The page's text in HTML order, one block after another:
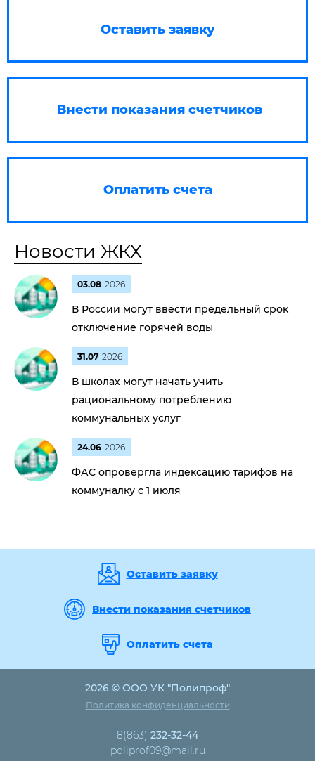
Оставить заявку
Внести показания счетчиков
Оплатить счета
Новости ЖКХ
03.08 2026
В России могут ввести предельный срок
отключение горячей воды
31.07 2026
В школах могут начать учить
рациональному потреблению
коммунальных услуг
24.06 2026
ФАС опровергла индексацию тарифов на
коммуналку с 1 июля
Оставить заявку
Внести показания счетчиков
Оплатить счета
2026 © ООО УК "Полипроф"
Политика конфиденциальности
8(863) 232-32-44
poliprof09@mail.ru